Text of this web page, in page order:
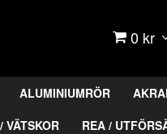
0 kr
ALUMINIUMRÖR
VÄTSKOR
REA /